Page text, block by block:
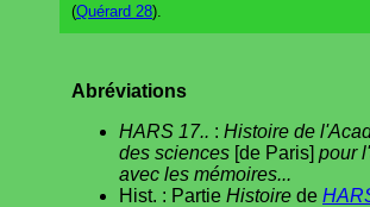
(Quérard 28).
Abréviations
HARS 17.. : Histoire de
des sciences [de Paris] pour
avec les mémoires...
Hist. : Partie Histoire de